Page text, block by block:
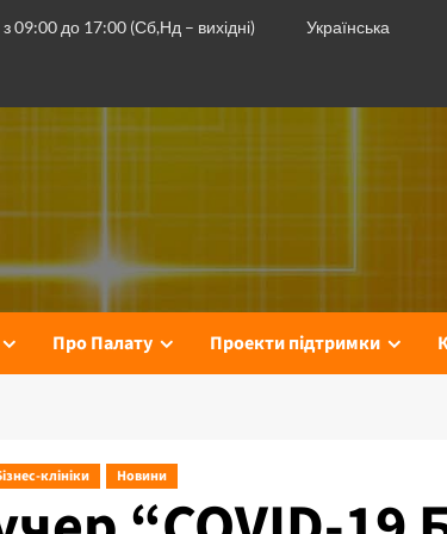
з 09:00 до 17:00 (Сб,Нд – вихідні) Українська
Про Палату Проекти підтримки
клініки Новини